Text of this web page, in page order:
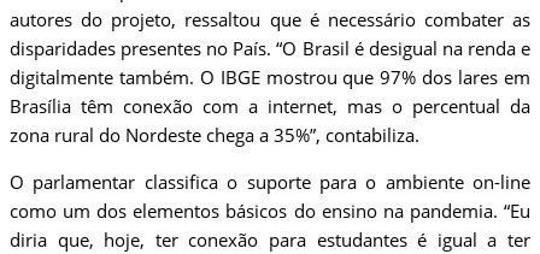
autores do projeto, ressaltou que é necessário combater as
disparidades presentes no País. “O Brasil é desigual na renda e
digitalmente também. O IBGE mostrou que 97% dos lares em
Brasília têm conexão com a internet, mas o percentual da
zona rural do Nordeste chega a 35%”, contabiliza.
O parlamentar classifica o suporte para o ambiente on-line
como um dos elementos básicos do ensino na pandemia. “Eu
diria que, hoje, ter conexão para estudantes é igual a ter